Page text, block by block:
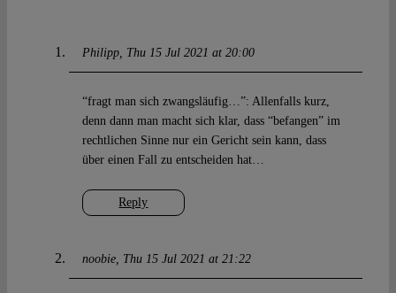
Philipp Thu 15 Jul 2021 at 20:00
Reply
“fragt man sich zwangsläufig…”: Allenfalls kurz,
denn dann man macht sich klar, dass “befangen” im
rechtlichen Sinne nur ein Gericht sein kann, dass
über einen Fall zu entscheiden hat…
noobie Thu 15 Jul 2021 at 21:22